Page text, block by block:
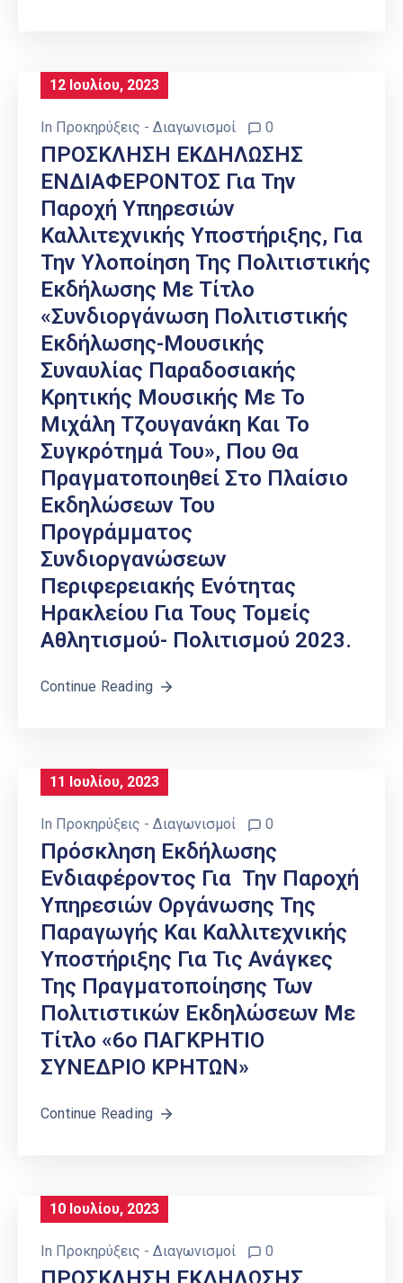
12 Ιουλίου, 2023
In Προκηρύξεις - Διαγωνισμοί 0
ΠΡΟΣΚΛΗΣΗ ΕΚΔΗΛΩΣΗΣ
ΕΝΔΙΑΦΕΡΟΝΤΟΣ Για Την
Παροχή Υπηρεσιών
Καλλιτεχνικής Υποστήριξης, Για
Την Υλοποίηση Της Πολιτιστικής
Εκδήλωσης Με Τίτλο
«Συνδιοργάνωση Πολιτιστικής
Εκδήλωσης-Μουσικής
Συναυλίας Παραδοσιακής
Κρητικής Μουσικής Με Το
Μιχάλη Τζουγανάκη Και Το
Συγκρότημά Του», Που Θα
Πραγματοποιηθεί Στο Πλαίσιο
Εκδηλώσεων Του
Προγράμματος
Συνδιοργανώσεων
Περιφερειακής Ενότητας
Ηρακλείου Για Τους Τομείς
Αθλητισμού- Πολιτισμού 2023.
Continue Reading
11 Ιουλίου, 2023
In Προκηρύξεις - Διαγωνισμοί 0
Πρόσκληση Εκδήλωσης
Ενδιαφέροντος Για Την Παροχή
Υπηρεσιών Οργάνωσης Της
Παραγωγής Και Καλλιτεχνικής
Υποστήριξης Για Τις Ανάγκες
Της Πραγματοποίησης Των
Πολιτιστικών Εκδηλώσεων Με
Τίτλο «6ο ΠΑΓΚΡΗΤΙΟ
ΣΥΝΕΔΡΙΟ ΚΡΗΤΩΝ»
Continue Reading
10 Ιουλίου, 2023
In Προκηρύξεις - Διαγωνισμοί 0